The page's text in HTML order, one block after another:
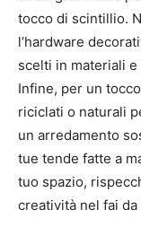
tocco di scintillio.
l’hardware
scelti in materiali
Infine, per un
riciclati o naturali
un arredamento
tue tende fatte a
tuo spazio,
creatività nel fai da